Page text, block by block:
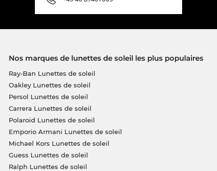
Nos marques de lunettes de soleil les plus populaires
Ray-Ban Lunettes de soleil
Oakley Lunettes de soleil
Persol Lunettes de soleil
Carrera Lunettes de soleil
Polaroid Lunettes de soleil
Emporio Armani Lunettes de soleil
Michael Kors Lunettes de soleil
Guess Lunettes de soleil
Ralph Lunettes de soleil